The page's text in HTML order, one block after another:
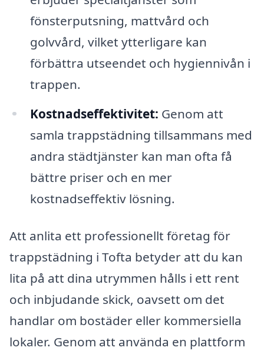
fönsterputsning, mattvård och
golvvård, vilket ytterligare kan
förbättra utseendet och hygiennivån i
trappen.
Kostnadseffektivitet: Genom att
samla trappstädning tillsammans med
andra städtjänster kan man ofta få
bättre priser och en mer
kostnadseffektiv lösning.
Att anlita ett professionellt företag för
trappstädning i Tofta betyder att du kan
lita på att dina utrymmen hålls i ett rent
och inbjudande skick, oavsett om det
handlar om bostäder eller kommersiella
lokaler. Genom att använda en plattform